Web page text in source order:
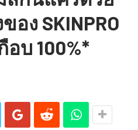
ง SKINPRO
อบ 100%*